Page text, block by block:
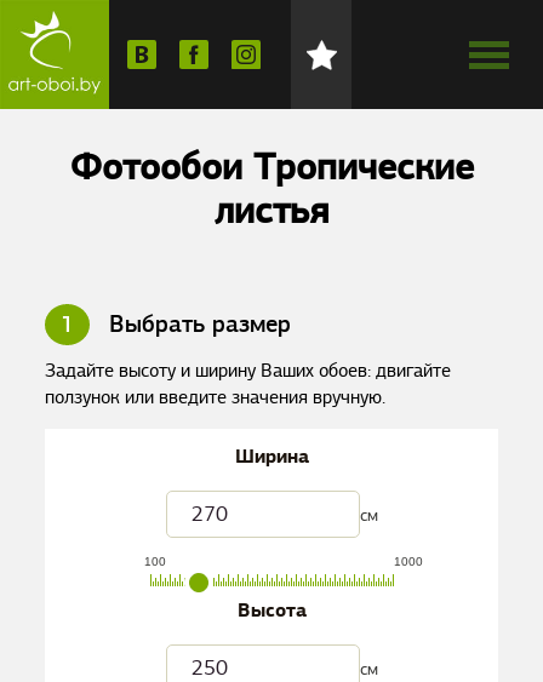
Фотообои Тропические
листья
1 Выбрать размер
Задайте высоту и ширину Ваших обоев: двигайте
ползунок или введите значения вручную.
Ширина
см
100 1000
Высота
см